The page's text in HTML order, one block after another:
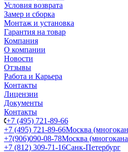
Условия возврата
Замер и сборка
Монтаж и установка
Гарантия на товар
Компания
О компании
Новости
Отзывы
Работа и Карьера
Контакты
Лицензии
Документы
Контакты
+7 (495) 721-89-66
+7 (495) 721-89-66Москва
+7(906)090-08-78Москва
+7 (812) 309-71-16Санк-Петербург